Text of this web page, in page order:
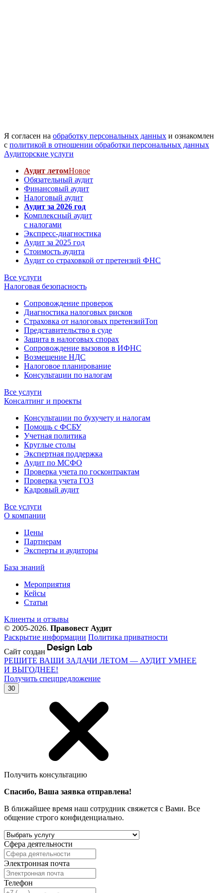
Я согласен на обработку персональных данных и ознакомлен
с политикой в отношении обработки персональных данных
Аудиторские услуги
Аудит летомНовое
Обязательный аудит
Финансовый аудит
Налоговый аудит
Аудит за 2026 год
Комплексный аудит
с налогами
Экспресс-диагностика
Аудит за 2025 год
Стоимость аудита
Аудит со страховкой от претензий ФНС
Все услуги
Налоговая безопасность
Сопровождение проверок
Диагностика налоговых рисков
Страховка от налоговых претензийТоп
Представительство в суде
Защита в налоговых спорах
Сопровождение вызовов в ИФНС
Возмещение НДС
Налоговое планирование
Консультации по налогам
Все услуги
Консалтинг и проекты
Консультации по бухучету и налогам
Помощь с ФСБУ
Учетная политика
Круглые столы
Экспертная поддержка
Аудит по МСФО
Проверка учета по госконтрактам
Проверка учета ГОЗ
Кадровый аудит
Все услуги
О компании
Цены
Партнерам
Эксперты и аудиторы
База знаний
Мероприятия
Кейсы
Статьи
Клиенты и отзывы
© 2005-2026. Правовест Аудит
Раскрытие информации Политика приватности
Сайт создан
РЕШИТЕ ВАШИ ЗАДАЧИ ЛЕТОМ — АУДИТ УМНЕЕ
И ВЫГОДНЕЕ!
Получить спецпредложение
30
Получить консультацию
Спасибо, Ваша заявка отправлена!
В ближайшее время наш сотрудник свяжется с Вами. Все
общение строго конфиденциально.
Сфера деятельности
Электронная почта
Телефон